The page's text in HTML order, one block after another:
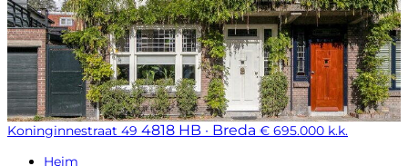
Koninginnestraat 49 4818 HB · Breda € 695.000 k.k.
Heim